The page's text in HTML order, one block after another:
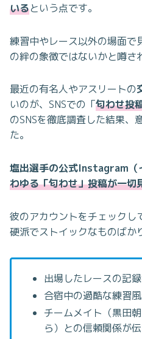
いるという点です。
練習中やレース以外の場面で
の絆の象徴ではないかと噂さ
最近の有名人やアスリートの
いのが、SNSでの「匂わせ投
のSNSを徹底調査した結果、
た。
塩出選手の公式Instagram（
わゆる「匂わせ」投稿が一切
彼のアカウントをチェックし
硬派でストイックなものばか
出場したレースの記
合宿中の過酷な練習
チームメイト（黒田
ら）との信頼関係が